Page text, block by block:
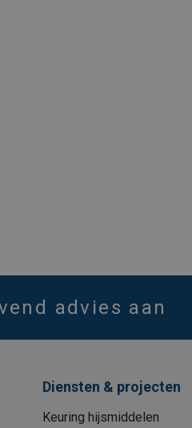
advies aan
Diensten & projecten
Keuring hijsmiddelen